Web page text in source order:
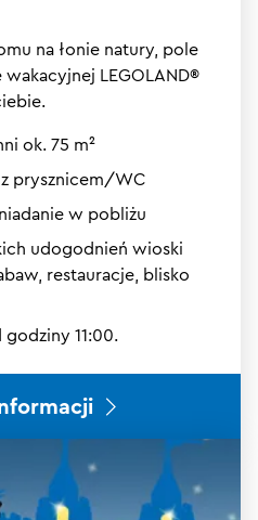
na łonie natury, pole
LEGOLAND®
ok. 75 m²
prysznicem/WC
w pobliżu
udogodnień wioski
restauracje, blisko
11:00.